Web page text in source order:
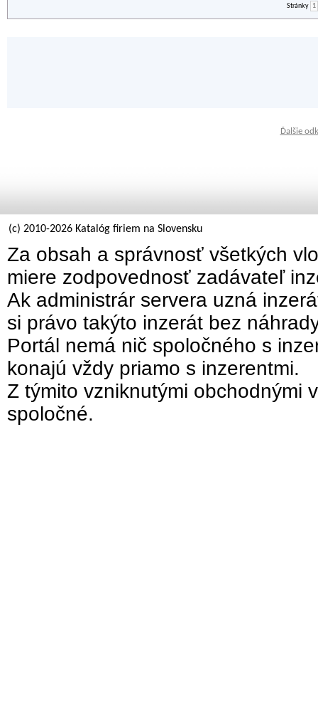
Stránky 1
Ďalšie
(c) 2010-2026 Katalóg firiem na Slovensku
Za obsah a správnosť všetkých
miere zodpovednosť zadávateľ
Ak administrár servera uzná
si právo takýto inzerát bez
Portál nemá nič spoločného s
konajú vždy priamo s inzerentmi.
Z týmito vzniknutými obchodnými
spoločné.